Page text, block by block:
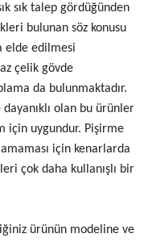
sık talep gördüğünden
bulunan söz konusu
elde edilmesi
çelik gövde
da bulunmaktadır.
olan bu ürünler
için uygundur. Pişirme
için kenarlarda
çok daha kullanışlı bir
ürünün modeline ve